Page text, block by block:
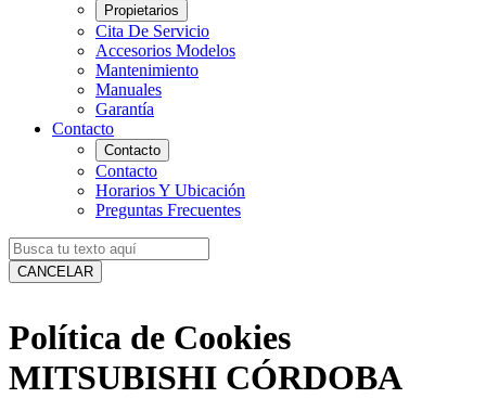
Propietarios
Cita De Servicio
Accesorios Modelos
Mantenimiento
Manuales
Garantía
Contacto
Contacto
Contacto
Horarios Y Ubicación
Preguntas Frecuentes
CANCELAR
Política de Cookies
MITSUBISHI CÓRDOBA